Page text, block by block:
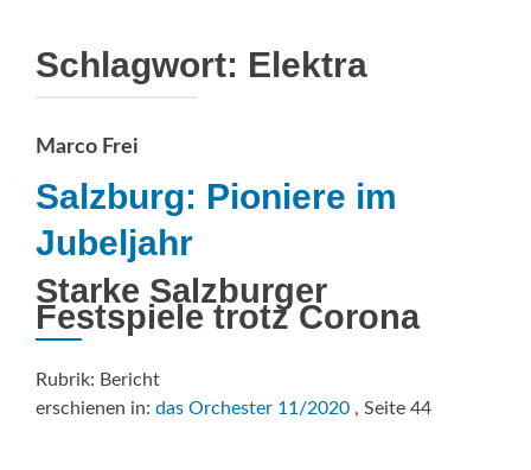
Schlagwort: Elektra
Marco Frei
Salzburg: Pioniere im
Jubeljahr
Starke Salzburger
Festspiele trotz Corona
Rubrik: Bericht
erschienen in: das Orchester 11/2020 , Seite 44